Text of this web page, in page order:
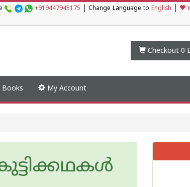
+919447945175 Change Language to English
Checkout 0
My Account